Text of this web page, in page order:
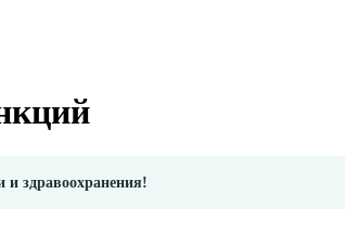
и здравоохранения!